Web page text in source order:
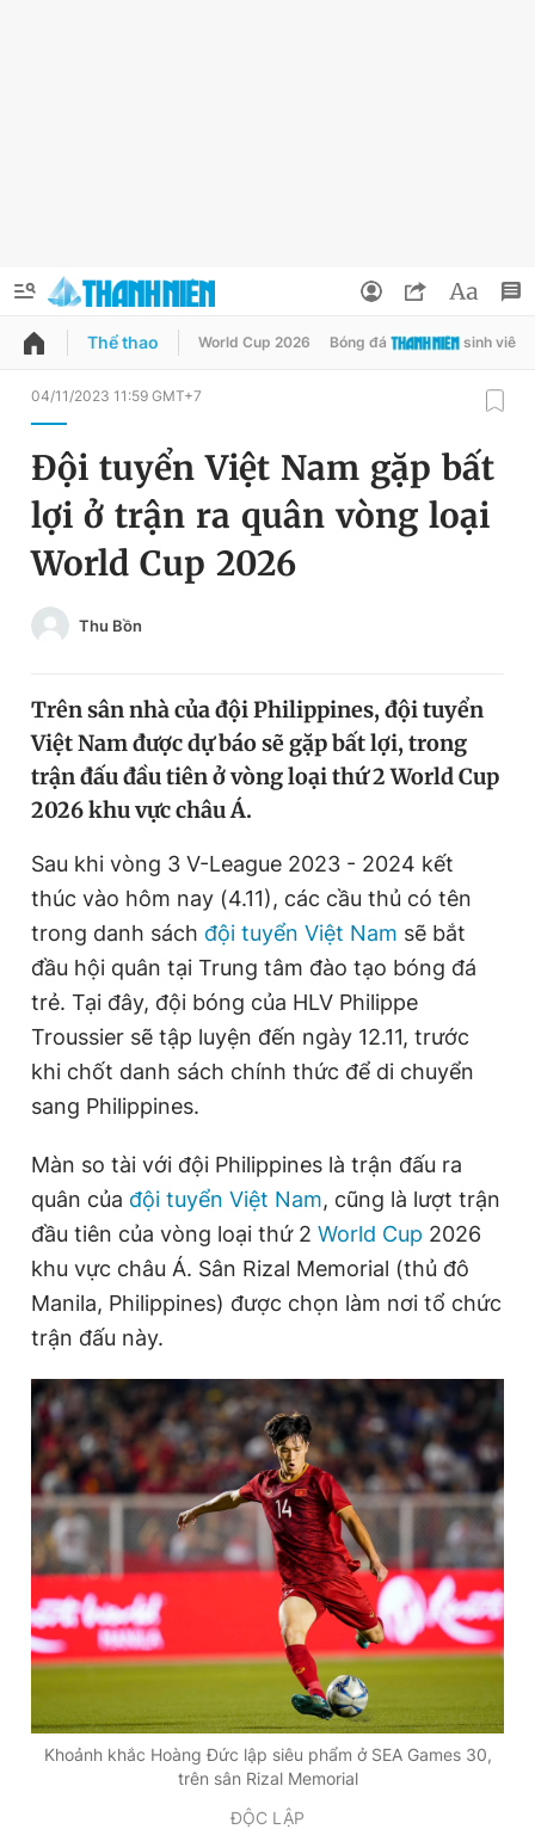
QUẢNG CÁO ĐẶT BÁO
Chuyên mục
Chuyên mục khác
Chào ngày mới
Video Magazine
Sản phẩm khác
Tiện ích Bạn cần biết
Thông tin tòa soạn Liên hệ quảng cáo
Đọc Thanh Niên trên điện thoại
Theo dõi báo trên
0906 645 777 0908 780 404
Đặt báo Quảng cáo RSS Tòa soạn Chính sách bảo
Tổng biên tập: Nguyễn Ngọc Toàn
Phó tổng biên tập thường trực: Hải Thành
Phó tổng biên tập: Lâm Hiếu Dũng
Phó tổng biên tập: Trần Việt Hưng
Tổng thư ký tòa soạn: Đức Trung
Giấy phép xuất bản số 110/GP - BTTTT cấp ngày 24.3.2020
© 2003-2026 Bản quyền thuộc về Báo Thanh Niên. Cấm sao
chép dưới mọi hình thức nếu không có sự chấp thuận bằng văn
bản. Phát triển bởi ePi Technologies, JSC.
Đổi mật khẩu
Tin đã lưu
Thể thao World Cup 2026 Bóng đá sinh viên
04/11/2023 11:59 GMT+7
Đội tuyển Việt Nam gặp bất
lợi ở trận ra quân vòng loại
World Cup 2026
Thu Bồn
Trên sân nhà của đội Philippines, đội tuyển
Việt Nam được dự báo sẽ gặp bất lợi, trong
trận đấu đầu tiên ở vòng loại thứ 2 World Cup
2026 khu vực châu Á.
Sau khi vòng 3 V-League 2023 - 2024 kết
thúc vào hôm nay (4.11), các cầu thủ có tên
trong danh sách đội tuyển Việt Nam sẽ bắt
đầu hội quân tại Trung tâm đào tạo bóng đá
trẻ. Tại đây, đội bóng của HLV Philippe
Troussier sẽ tập luyện đến ngày 12.11, trước
khi chốt danh sách chính thức để di chuyển
sang Philippines.
Màn so tài với đội Philippines là trận đấu ra
quân của đội tuyển Việt Nam, cũng là lượt trận
đầu tiên của vòng loại thứ 2 World Cup 2026
khu vực châu Á. Sân Rizal Memorial (thủ đô
Manila, Philippines) được chọn làm nơi tổ chức
trận đấu này.
Khoảnh khắc Hoàng Đức lập siêu phẩm ở SEA Games 30,
trên sân Rizal Memorial
ĐỘC LẬP